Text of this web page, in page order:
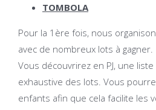
TOMBOLA
Pour la 1ère fois, nous
avec de nombreux lots à gagner.
Vous découvrirez en PJ, une
exhaustive des lots. Vous
enfants afin que cela facilite les